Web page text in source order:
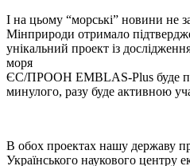
І на цьому “морські” новини не
Мінприроди отримало
унікальний проект із
моря
ЄС/ПРООН EMBLAS-Plus буде
минулого, разу буде активною
В обох проектах нашу державу
Українського наукового центру